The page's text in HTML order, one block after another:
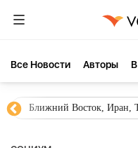
Все Новости Aвторы
Ближний Восток, Иран,